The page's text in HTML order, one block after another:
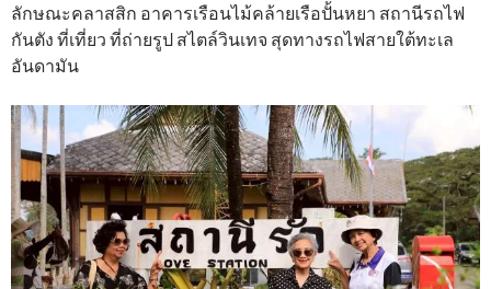
ลักษณะคลาสสิก อาคารเรือนไม้คล้ายเรือปั้นหยา สถานีรถไฟ
กันตัง ที่เที่ยว ที่ถ่ายรูป สไตล์วินเทจ สุดทางรถไฟสายใต้ทะเล
อันดามัน